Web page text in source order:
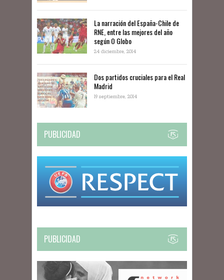
La narración del España-Chile de
RNE, entre las mejores del año
según O Globo
24 diciembre, 2014
Dos partidos cruciales para el Real
Madrid
19 septiembre, 2014
PUBLICIDAD
PUBLICIDAD